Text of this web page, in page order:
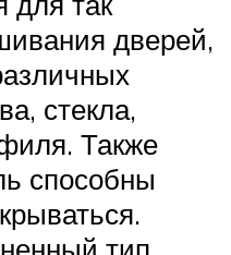
дверей,
стекла,
Также
способны